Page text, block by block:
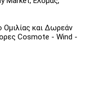
και Δωρεάν
Cosmote - Wind -